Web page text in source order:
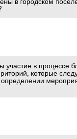
в процессе
которые
определении